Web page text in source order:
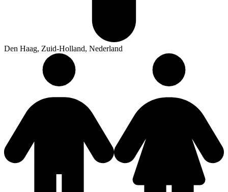
Den Haag, Zuid-Holland, Nederland